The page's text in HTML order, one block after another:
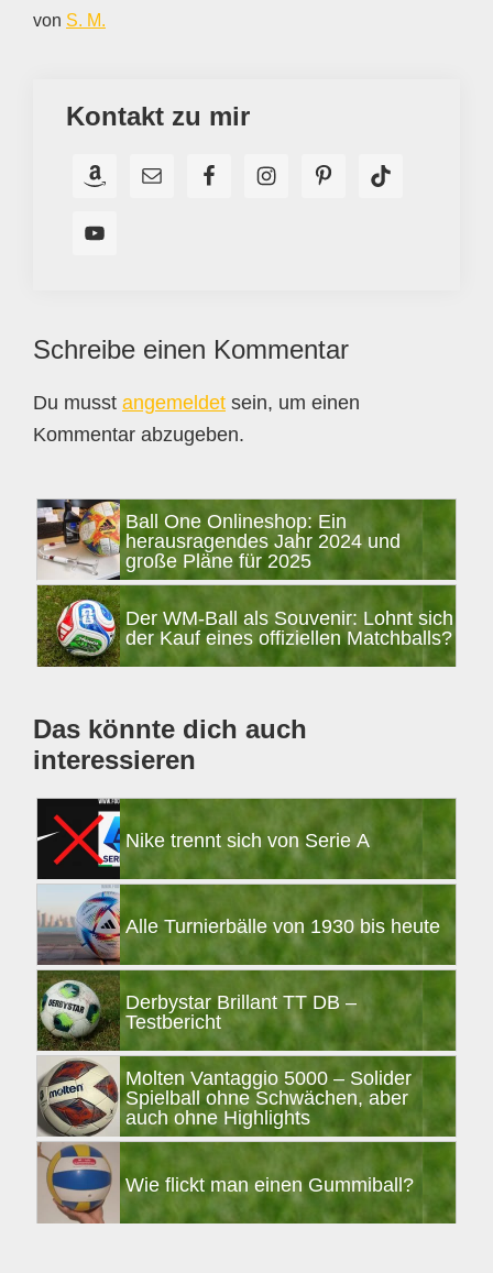
von S. M.
Kontakt zu mir
Leser-
Interaktionen
Schreibe einen Kommentar
Du musst angemeldet sein, um einen
Kommentar abzugeben.
SeitenspalteBall One Onlineshop: Ein
herausragendes Jahr 2024 und
große Pläne für 2025
Der WM-Ball als Souvenir: Lohnt sich
der Kauf eines offiziellen Matchballs?
Das könnte dich auch
interessieren
Nike trennt sich von Serie A
Alle Turnierbälle von 1930 bis heute
Derbystar Brillant TT DB –
Testbericht
Molten Vantaggio 5000 – Solider
Spielball ohne Schwächen, aber
auch ohne Highlights
Wie flickt man einen Gummiball?